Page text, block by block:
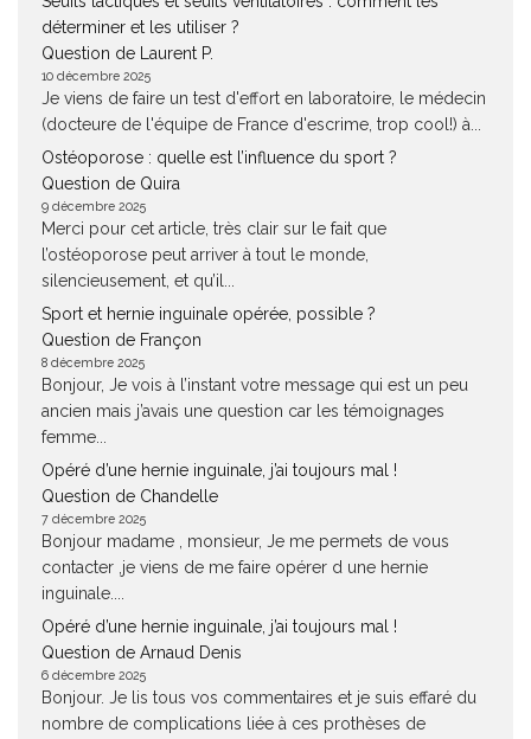
déterminer et les utiliser ?
Question de Laurent P.
10 décembre 2025
Je viens de faire un test d'effort en laboratoire, le médecin
(docteure de l'équipe de France d'escrime, trop cool!) à...
Ostéoporose : quelle est l’influence du sport ?
Question de Quira
9 décembre 2025
Merci pour cet article, très clair sur le fait que
l’ostéoporose peut arriver à tout le monde,
silencieusement, et qu’il...
Sport et hernie inguinale opérée, possible ?
Question de Françon
8 décembre 2025
Bonjour, Je vois à l’instant votre message qui est un peu
ancien mais j’avais une question car les témoignages
femme...
Opéré d’une hernie inguinale, j’ai toujours mal !
Question de Chandelle
7 décembre 2025
Bonjour madame , monsieur, Je me permets de vous
contacter ,je viens de me faire opérer d une hernie
inguinale....
Opéré d’une hernie inguinale, j’ai toujours mal !
Question de Arnaud Denis
6 décembre 2025
Bonjour. Je lis tous vos commentaires et je suis effaré du
nombre de complications liée à ces prothèses de